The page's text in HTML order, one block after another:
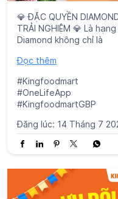
💎 ĐẶC QUYỀN
TRẢI NGHIỆM 💎 Là
Diamond không chỉ là
Đọc thêm
#Kingfoodmart
#OneLifeApp
#KingfoodmartGBP
Đăng lúc: 14 Tháng 7